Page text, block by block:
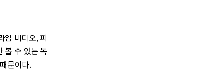
임 비디오, 피
볼 수 있는 독
문이다.